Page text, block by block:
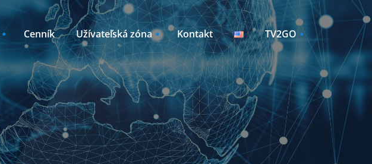
Cenník Užívateľská zóna
Akcie
Oznamy / Novinky /
Plánované odstávky
Kontakt TV2GO
Sleduj TV2GO
Manažment zariadení